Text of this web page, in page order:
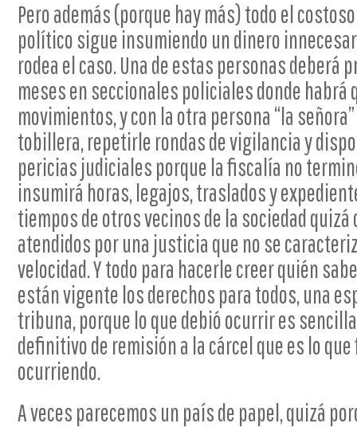
Pero además (porque hay más) todo el
político sigue insumiendo un dinero
rodea el caso. Una de estas personas deberá
meses en seccionales policiales donde habrá
movimientos, y con la otra persona “la
tobillera, repetirle rondas de vigilancia y
pericias judiciales porque la fiscalía no
insumirá horas, legajos, traslados y
tiempos de otros vecinos de la sociedad quizá
atendidos por una justicia que no se
velocidad. Y todo para hacerle creer quién
están vigente los derechos para todos, una
tribuna, porque lo que debió ocurrir es
definitivo de remisión a la cárcel que es lo
ocurriendo.
A veces parecemos un país de papel, quizá